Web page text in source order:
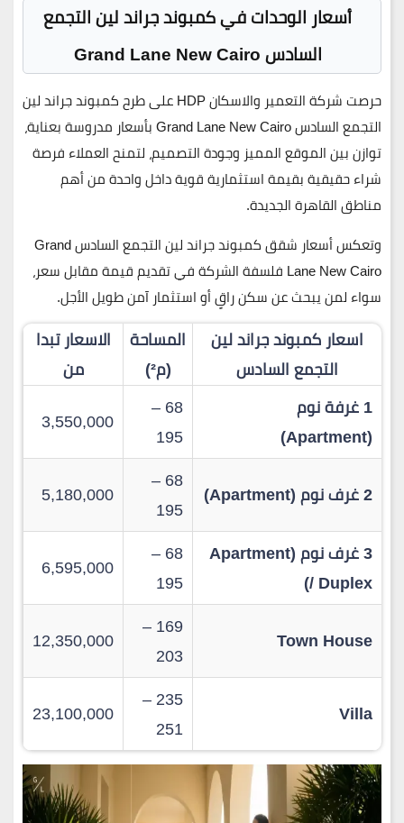
أسعار الوحدات في كمبوند جراند لين التجمع
السادسGrand Lane New Cairo
حرصت شركةالتعمير والاسكان HDP على طرحكمبوندجراند لين
التجمع السادس Grand Lane New Cairo
بأسعار مدروسة بعناية،
توازن بين الموقع المميز وجودة التصميم، لتمنح العملاء فرصة
شراء حقيقية بقيمة استثمارية قوية داخل واحدة من أهم
مناطق القاهرة الجديدة.
وتعكس
أسعار شقق كمبوند جراند لين التجمع السادس Grand
Lane New Cairo فلسفة الشركة في تقديمقيمة مقابل سعر،
سواء لمن يبحث عن سكن راقٍ أو استثمار آمن طويل الأجل.
اسعار كمبوند جراند لين
التجمع السادس
المساحة
(م²)
الاسعار تبدا
من
1 غرفة نوم
(Apartment)
68 –
195
3,550,000
2 غرف نوم (Apartment)
68 –
195
5,180,000
3 غرف نوم (Apartment
/ Duplex)
68 –
195
6,595,000
Town House
169 –
203
12,350,000
Villa
235 –
251
23,100,000